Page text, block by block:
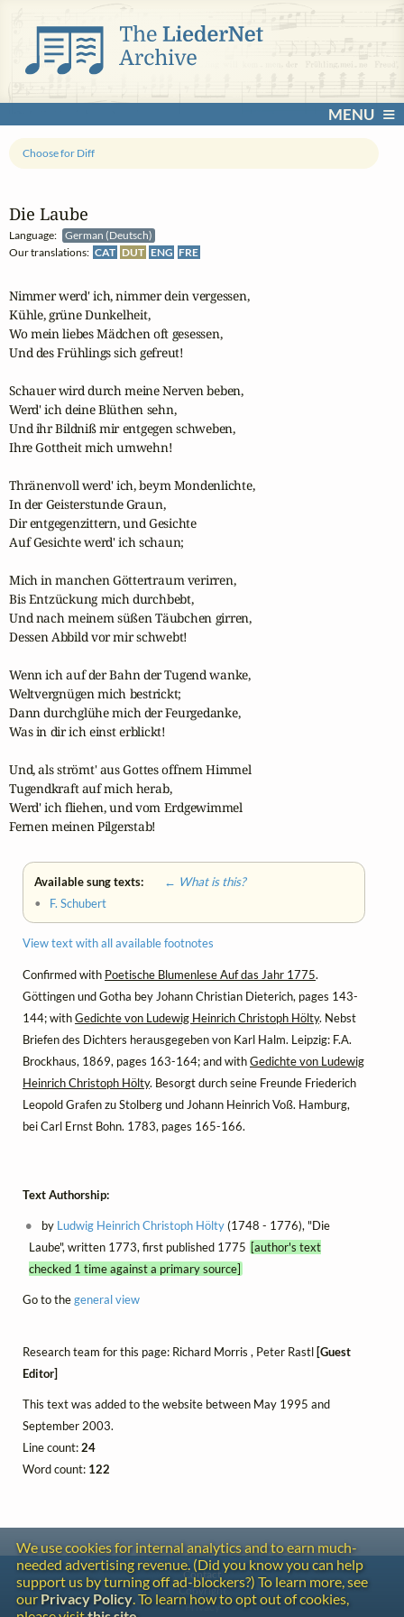
MENU
Die Laube
Language:
German (Deutsch)
Our translations: CAT DUT ENG FRE
Choose for Diff
Nimmer werd' ich, nimmer dein vergessen,
Kühle, grüne Dunkelheit,
Wo mein liebes Mädchen oft gesessen,
Und des Frühlings sich gefreut!
Schauer wird durch meine Nerven beben,
Werd' ich deine Blüthen sehn,
Und ihr Bildniß mir entgegen schweben,
Ihre Gottheit mich umwehn!
Thränenvoll werd' ich, beym Mondenlichte,
In der Geisterstunde Graun,
Dir entgegenzittern, und Gesichte
Auf Gesichte werd' ich schaun;
Mich in manchen Göttertraum verirren,
Bis Entzückung mich durchbebt,
Und nach meinem süßen Täubchen girren,
Dessen Abbild vor mir schwebt!
Wenn ich auf der Bahn der Tugend wanke,
Weltvergnügen mich bestrickt;
Dann durchglühe mich der Feurgedanke,
Was in dir ich einst erblickt!
Und, als strömt' aus Gottes offnem Himmel
Tugendkraft auf mich herab,
Werd' ich fliehen, und vom Erdgewimmel
Fernen meinen Pilgerstab!
Available sung texts:
← What is this?
• F. Schubert
View text with all available footnotes
Confirmed with Poetische Blumenlese Auf das Jahr 1775.
Göttingen und Gotha bey Johann Christian Dieterich, pages 143-
144; withGedichte von Ludewig Heinrich Christoph Hölty. Nebst
Briefen des Dichters herausgegeben von Karl Halm. Leipzig: F.A.
Brockhaus, 1869, pages 163-164; and withGedichte von Ludewig
Heinrich Christoph Hölty. Besorgt durch seine Freunde Friederich
Leopold Grafen zu Stolberg und Johann Heinrich Voß. Hamburg,
bei Carl Ernst Bohn. 1783, pages 165-166.
Text Authorship:
by Ludwig Heinrich Christoph Hölty(1748 - 1776), "Die
Laube", written 1773, first published 1775 [author's text
checked 1 time against a primary source]
Go to thegeneral view
Research team for this page: Richard Morris , Peter Rastl [Guest
Editor]
This text was added to the website between May 1995 and
September 2003.
Line count:24
Word count: 122
We use cookies for internal analytics and to earn much-
needed advertising revenue. (Did you know you can help
support us by turning off ad-blockers?) To learn more, see
our Privacy Policy. To learn how to opt out of cookies,
Contact
Copyright
Privacy